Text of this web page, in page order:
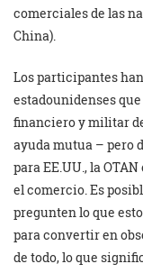
comerciales de las
China).
Los participantes
estadounidenses
financiero y militar
ayuda mutua – pero
para EE.UU., la
el comercio. Es
pregunten lo que
para convertir en
de todo, lo que